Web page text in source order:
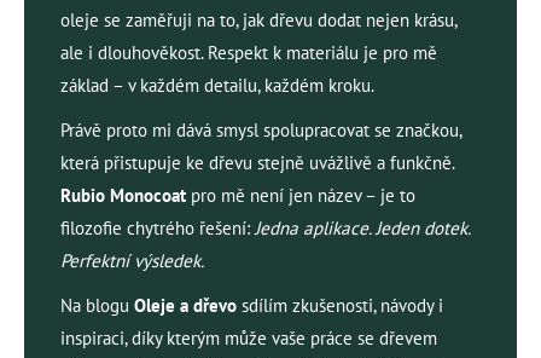
oleje se zaměřuji na to, jak dřevu dodat nejen krásu,
ale i dlouhověkost. Respekt k materiálu je pro mě
základ – v každém detailu, každém kroku.
Právě proto mi dává smysl spolupracovat se značkou,
která přistupuje ke dřevu stejně uvážlivě a funkčně.
Rubio Monocoat pro mě není jen název – je to
filozofie chytrého řešení:Jedna aplikace. Jeden dotek.
Perfektní výsledek.
Na blogu Oleje a dřevo sdílím zkušenosti, návody i
inspiraci, díky kterým může vaše práce se dřevem